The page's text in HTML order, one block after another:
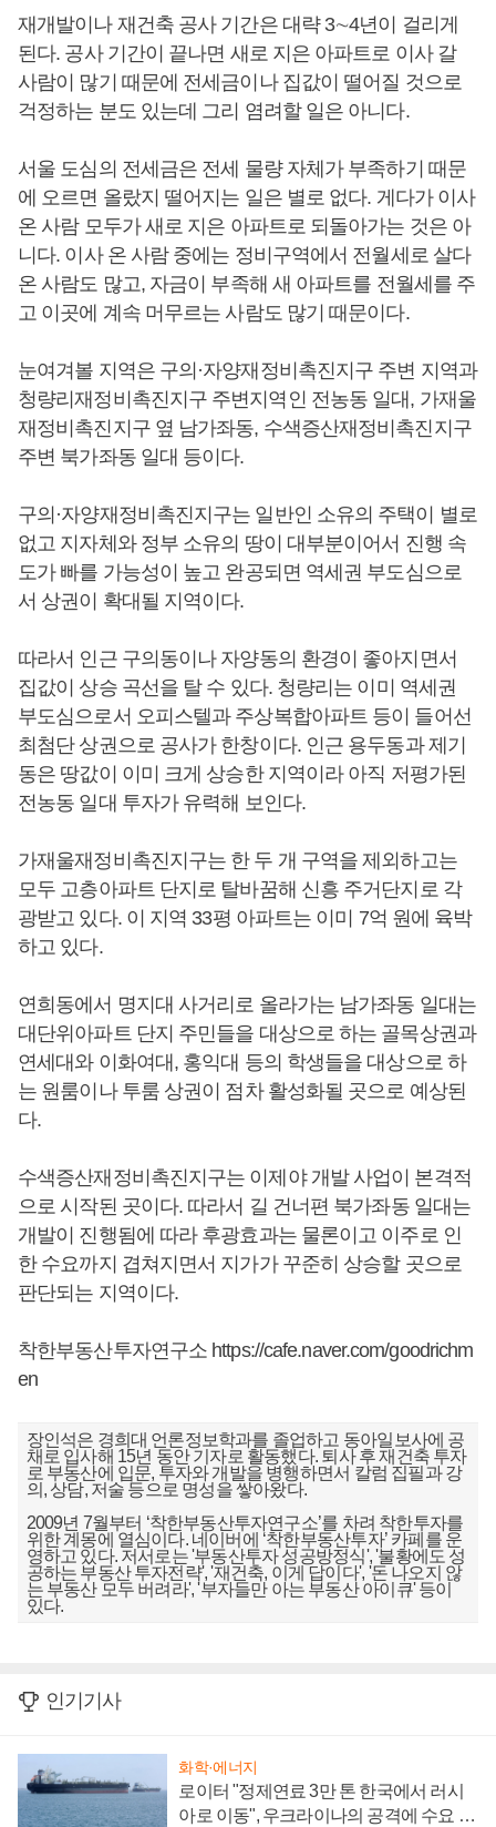
재개발이나 재건축 공사 기간은 대략 3∼4년이 걸리게
된다. 공사 기간이 끝나면 새로 지은 아파트로 이사 갈
사람이 많기 때문에 전세금이나 집값이 떨어질 것으로
걱정하는 분도 있는데 그리 염려할 일은 아니다.
서울 도심의 전세금은 전세 물량 자체가 부족하기 때문
에 오르면 올랐지 떨어지는 일은 별로 없다. 게다가 이사
온 사람 모두가 새로 지은 아파트로 되돌아가는 것은 아
니다. 이사 온 사람 중에는 정비구역에서 전월세로 살다
온 사람도 많고, 자금이 부족해 새 아파트를 전월세를 주
고 이곳에 계속 머무르는 사람도 많기 때문이다.
눈여겨볼 지역은 구의·자양재정비촉진지구 주변 지역과
청량리재정비촉진지구 주변지역인 전농동 일대, 가재울
재정비촉진지구 옆 남가좌동, 수색증산재정비촉진지구
주변 북가좌동 일대 등이다.
구의·자양재정비촉진지구는 일반인 소유의 주택이 별로
없고 지자체와 정부 소유의 땅이 대부분이어서 진행 속
도가 빠를 가능성이 높고 완공되면 역세권 부도심으로
서 상권이 확대될 지역이다.
따라서 인근 구의동이나 자양동의 환경이 좋아지면서
집값이 상승 곡선을 탈 수 있다. 청량리는 이미 역세권
부도심으로서 오피스텔과 주상복합아파트 등이 들어선
최첨단 상권으로 공사가 한창이다. 인근 용두동과 제기
동은 땅값이 이미 크게 상승한 지역이라 아직 저평가된
전농동 일대 투자가 유력해 보인다.
가재울재정비촉진지구는 한 두 개 구역을 제외하고는
모두 고층아파트 단지로 탈바꿈해 신흥 주거단지로 각
광받고 있다. 이 지역 33평 아파트는 이미 7억 원에 육박
하고 있다.
연희동에서 명지대 사거리로 올라가는 남가좌동 일대는
대단위아파트 단지 주민들을 대상으로 하는 골목상권과
연세대와 이화여대, 홍익대 등의 학생들을 대상으로 하
는 원룸이나 투룸 상권이 점차 활성화될 곳으로 예상된
다.
수색증산재정비촉진지구는 이제야 개발 사업이 본격적
으로 시작된 곳이다. 따라서 길 건너편 북가좌동 일대는
개발이 진행됨에 따라 후광효과는 물론이고 이주로 인
한 수요까지 겹쳐지면서 지가가 꾸준히 상승할 곳으로
판단되는 지역이다.
착한부동산투자연구소 https://cafe.naver.com/goodrichm
en
장인석은 경희대 언론정보학과를 졸업하고 동아일보사에 공
채로 입사해 15년 동안 기자로 활동했다. 퇴사 후 재건축 투자
로 부동산에 입문, 투자와 개발을 병행하면서 칼럼 집필과 강
의, 상담, 저술 등으로 명성을 쌓아왔다.
2009년 7월부터 ‘착한부동산투자연구소’를 차려 착한투자를
위한 계몽에 열심이다. 네이버에 ‘착한부동산투자’ 카페를 운
영하고 있다. 저서로는 '부동산투자 성공방정식', '불황에도 성
공하는 부동산 투자전략', '재건축, 이게 답이다', '돈 나오지 않
는 부동산 모두 버려라', '부자들만 아는 부동산 아이큐' 등이
있다.
인기기사
화학·에너지
로이터 "정제연료 3만 톤 한국에서 러시
아로 이동", 우크라이나의 공격에 수요 늘